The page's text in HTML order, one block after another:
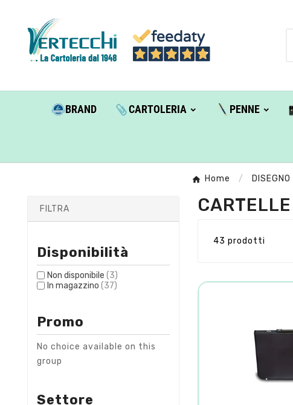
BRAND CARTOLERIA PENNE
Home
FILTRA
Disponibilità
Non disponibile (3)
In magazzino (37)
Promo
No choice available on this
group
Settore
43 prodotti